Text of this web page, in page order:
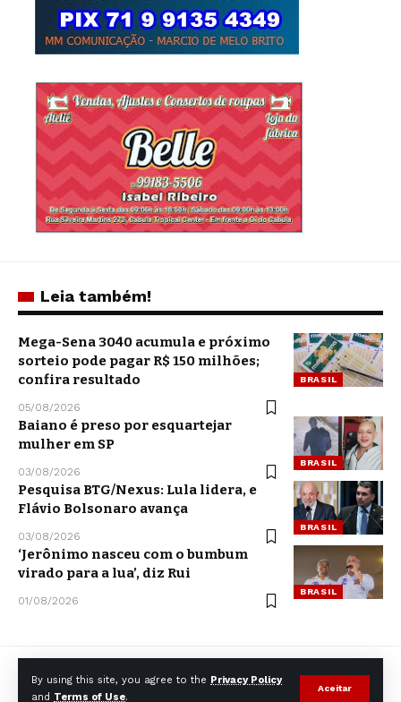
By using this site, you agree to the Privacy Policy
and Terms of Use.
Aceitar
Leia também!
BRASIL
Mega-Sena 3040 acumula e próximo
sorteio pode pagar R$ 150 milhões;
confira resultado
05/08/2026
BRASIL
Baiano é preso por esquartejar
mulher em SP
03/08/2026
BRASIL
Pesquisa BTG/Nexus: Lula lidera, e
Flávio Bolsonaro avança
03/08/2026
BRASIL
‘Jerônimo nasceu com o bumbum
virado para a lua’, diz Rui
01/08/2026